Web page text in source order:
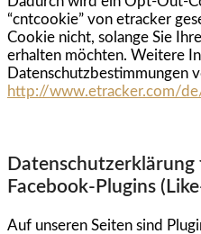
“cntcookie” von etracker
Cookie nicht, solange Sie
erhalten möchten. Weitere
Datenschutzbestimmungen
http://www.etracker.com/
Facebook-Plugins
Auf unseren Seiten sind